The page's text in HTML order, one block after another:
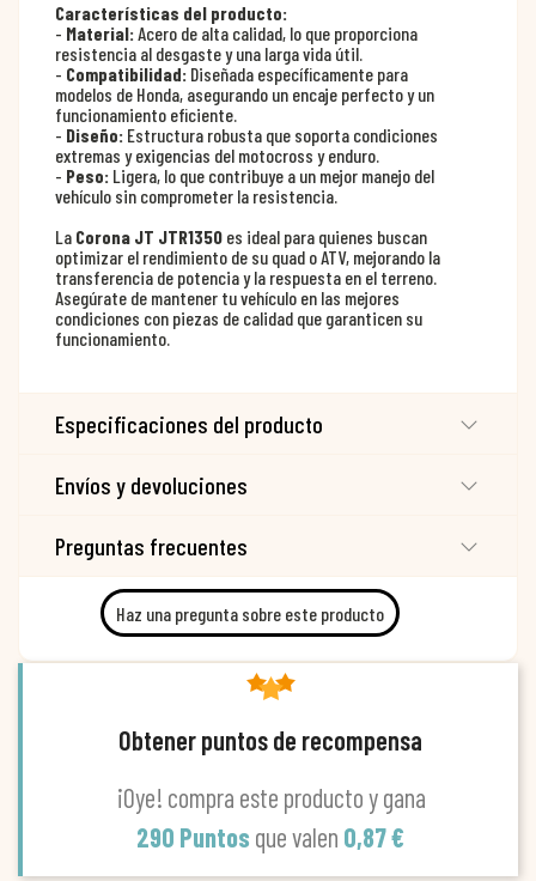
Características del producto:
- Material:Acero de alta calidad, lo que proporciona
resistencia al desgaste y una larga vida útil.
- Compatibilidad: Diseñada específicamente para
modelos de Honda, asegurando un encaje perfecto y un
funcionamiento eficiente.
- Diseño: Estructura robusta que soporta condiciones
extremas y exigencias del motocross y enduro.
- Peso: Ligera, lo que contribuye a un mejor manejo del
vehículo sin comprometer la resistencia.
La Corona JT JTR1350 es ideal para quienes buscan
optimizar el rendimiento de su quad o ATV, mejorando la
transferencia de potencia y la respuesta en el terreno.
Asegúrate de mantener tu vehículo en las mejores
condiciones con piezas de calidad que garanticen su
funcionamiento.
Especificaciones del producto
Envíos y devoluciones
Preguntas frecuentes
Haz una pregunta sobre este producto
Obtener puntos de recompensa
¡Oye! compra este producto y gana
290 Puntos que valen 0,87 €